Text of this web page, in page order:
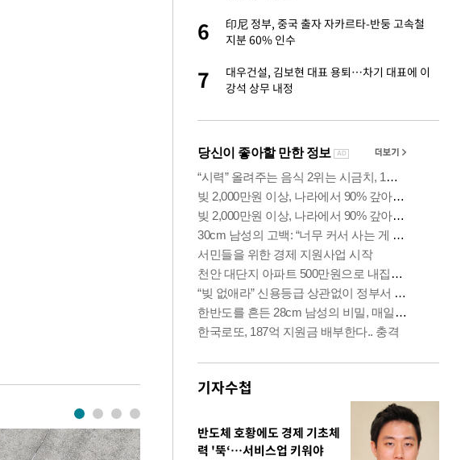
6
印尼 정부, 중국 출자 자카르타-반둥 고속철
지분 60% 인수
7
대우건설, 김보현 대표 용퇴…차기 대표에 이
강석 상무 내정
기자수첩
반도체 호황에도 경제 기초체
력 '뚝‘…서비스업 키워야